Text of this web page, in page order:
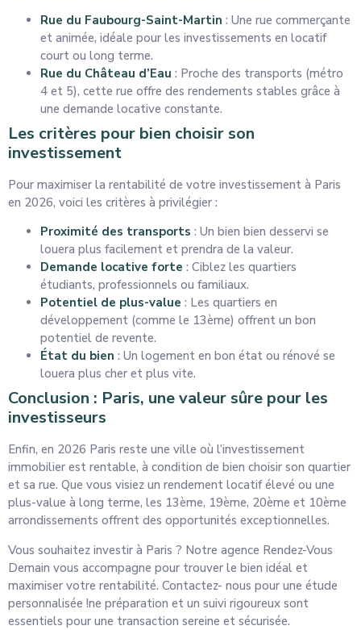
Rue du Faubourg-Saint-Martin : Une rue commerçante
et animée, idéale pour les investissements en locatif
court ou long terme.
Rue du Château d’Eau : Proche des transports (métro
4 et 5), cette rue offre des rendements stables grâce à
une demande locative constante.
Les critères pour bien choisir son
investissement
Pour maximiser la rentabilité de votre investissement à Paris
en 2026, voici les critères à privilégier :
Proximité des transports : Un bien bien desservi se
louera plus facilement et prendra de la valeur.
Demande locative forte : Ciblez les quartiers
étudiants, professionnels ou familiaux.
Potentiel de plus-value : Les quartiers en
développement (comme le 13ème) offrent un bon
potentiel de revente.
État du bien : Un logement en bon état ou rénové se
louera plus cher et plus vite.
Conclusion : Paris, une valeur sûre pour les
investisseurs
Enfin, en 2026 Paris reste une ville où l’investissement
immobilier est rentable, à condition de bien choisir son quartier
et sa rue. Que vous visiez un rendement locatif élevé ou une
plus-value à long terme, les 13ème, 19ème, 20ème et 10ème
arrondissements offrent des opportunités exceptionnelles.
Vous souhaitez investir à Paris ? Notre agence Rendez-Vous
Demain vous accompagne pour trouver le bien idéal et
maximiser votre rentabilité. Contactez- nous pour une étude
personnalisée !ne préparation et un suivi rigoureux sont
essentiels pour une transaction sereine et sécurisée.